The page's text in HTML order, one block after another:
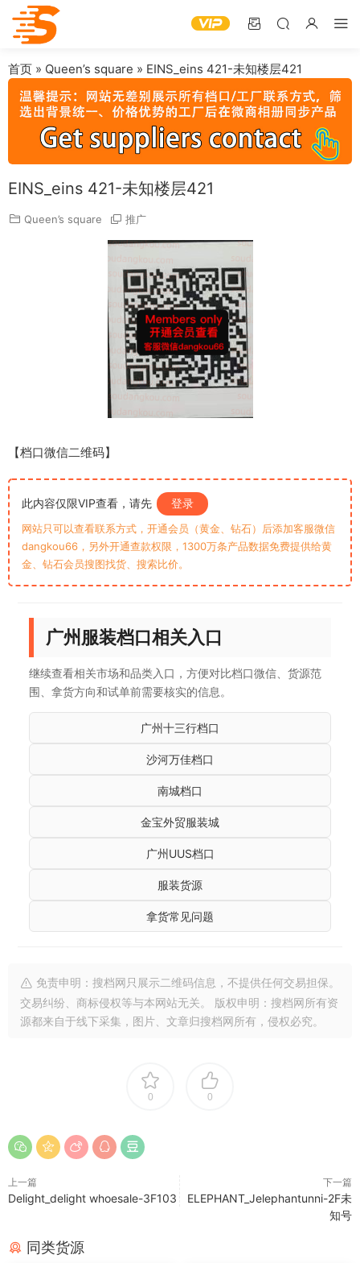
首页 » Queen’s square » EINS_eins 421-未知楼层421
EINS_eins 421-未知楼层421
Queen’s square 推广
【档口微信二维码】
此内容仅限VIP查看，请先 登录
网站只可以查看联系方式，开通会员（黄金、钻石）后添加客服微信
dangkou66，另外开通查款权限，1300万条产品数据免费提供给黄
金、钻石会员搜图找货、搜索比价。
广州服装档口相关入口
继续查看相关市场和品类入口，方便对比档口微信、货源范
围、拿货方向和试单前需要核实的信息。
广州十三行档口
沙河万佳档口
南城档口
金宝外贸服装城
广州UUS档口
服装货源
拿货常见问题
免责申明：搜档网只展示二维码信息，不提供任何交易担保。
交易纠纷、商标侵权等与本网站无关。 版权申明：搜档网所有资
源都来自于线下采集，图片、文章归搜档网所有，侵权必究。
0 0
上一篇
Delight_delight whoesale-3F103
下一篇
ELEPHANT_Jelephantunni-2F未
知号
同类货源